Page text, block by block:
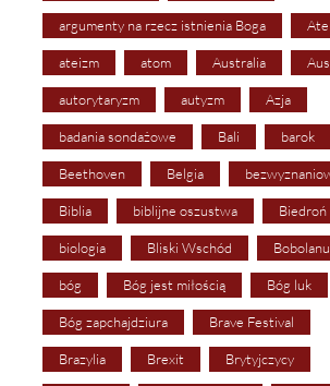
argumenty na rzecz istnienia Boga
ateizm atom Australia
autorytaryzm autyzm Azja
badania sondażowe Bali barok
Beethoven Belgia
Biblia biblijne oszustwa Biedroń
biologia Bliski Wschód
bóg Bóg jest miłością Bóg luk
Bóg zapchajdziura Brave Festival
Brazylia Brexit Brytyjczycy